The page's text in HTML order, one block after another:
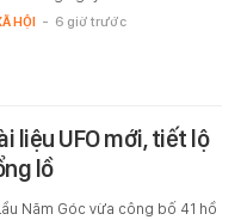
HỘI - 6 giờ trước
liệu UFO mới, tiết lộ
lồ
Năm Góc vừa công bố 41 hồ